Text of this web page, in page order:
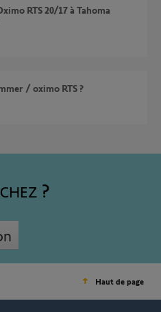
/ oximo RTS ?
Haut de page